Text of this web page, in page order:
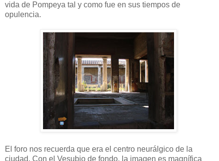
vida de Pompeya tal y como fue en sus tiempos de
opulencia.
El foro nos recuerda que era el centro neurálgico de la
ciudad. Con el Vesubio de fondo, la imagen es magnífica